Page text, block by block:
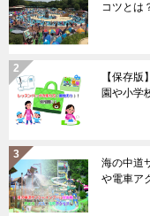
コツとは
【保存
園や小学
海の中道
や電車ア